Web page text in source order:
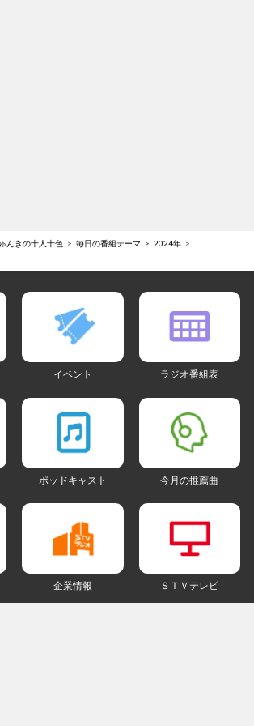
んきの十人十色 毎日の番組テーマ
2024年
イベント ラジオ番組表
ポッドキャスト 今月の推薦曲
企業情報 ＳＴＶテレビ